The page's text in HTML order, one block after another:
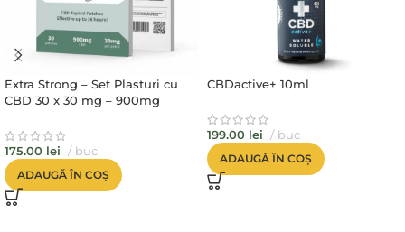
Extra Strong – Set Plasturi cu
CBD 30 x 30 mg – 900mg
175.00 lei buc
ADAUGĂ ÎN COȘ
CBDactive+ 10ml
199.00 lei buc
ADAUGĂ ÎN COȘ